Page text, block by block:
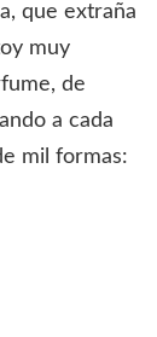
que extraña
muy
de
a cada
mil formas: